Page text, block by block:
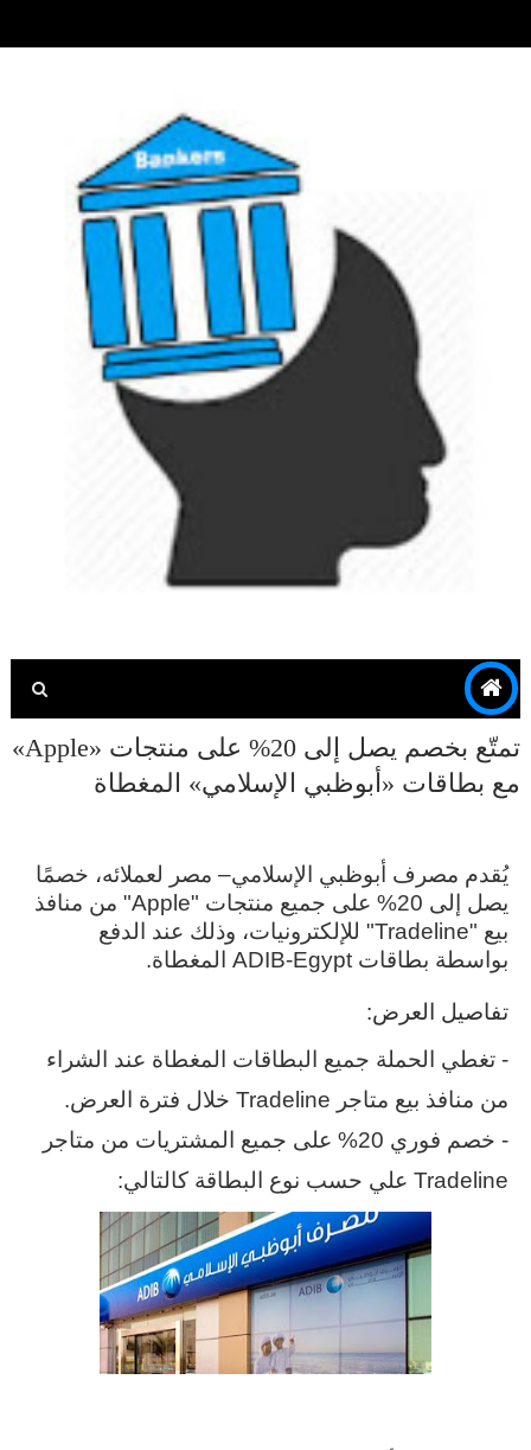
تمتّع بخصم يصل إلى 20% على منتجات «Apple»
مع بطاقات «أبوظبي الإسلامي» المغطاة
يُقدم مصرف أبوظبي الإسلامي– مصر لعملائه، خصمًا
يصل إلى 20% على جميع منتجات "Apple" من منافذ
بيع "Tradeline" للإلكترونيات، وذلك عند الدفع
بواسطة بطاقات ADIB-Egypt المغطاة.
تفاصيل العرض:
- تغطي الحملة جميع البطاقات المغطاة عند الشراء
من منافذ بيع متاجر Tradeline خلال فترة العرض.
- خصم فوري 20% على جميع المشتريات من متاجر
Tradeline علي حسب نوع البطاقة كالتالي: